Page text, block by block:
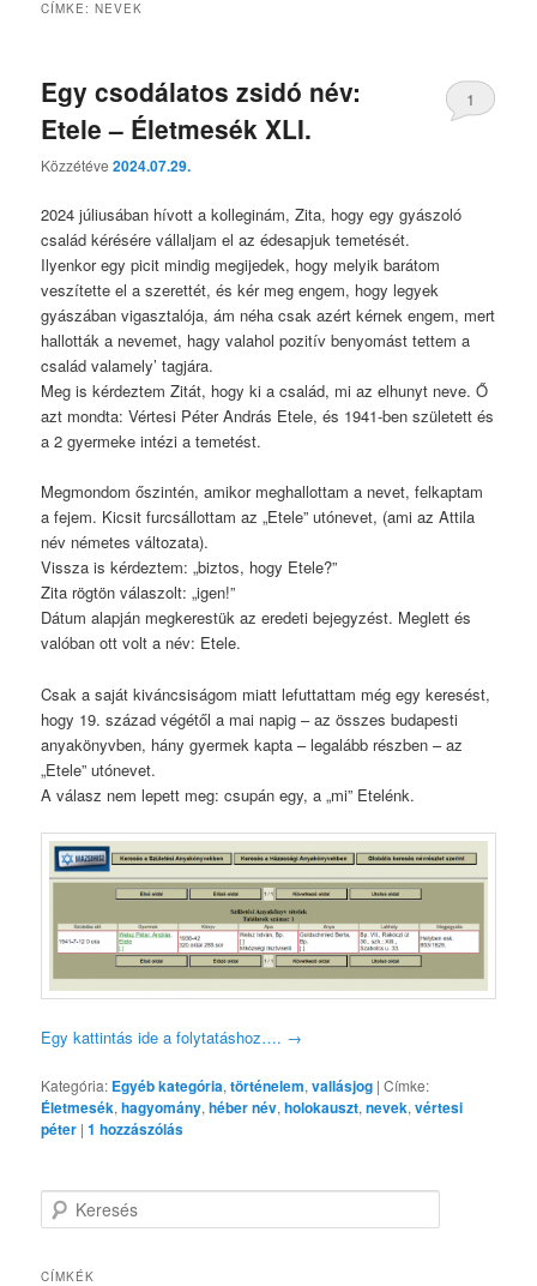
CÍMKE:NEVEK
Egy csodálatos zsidó név:
Etele – Életmesék XLI.
Közzétéve2024.07.29.
1
2024 júliusában hívott a kolleginám, Zita, hogy egy gyászoló
család kérésére vállaljam el az édesapjuk temetését.
Ilyenkor egy picit mindig megijedek, hogy melyik barátom
veszítette el a szerettét, és kér meg engem, hogy legyek
gyászában vigasztalója, ám néha csak azért kérnek engem, mert
hallották a nevemet, hagy valahol pozitív benyomást tettem a
család valamely’ tagjára.
Meg is kérdeztem Zitát, hogy ki a család, mi az elhunyt neve. Ő
azt mondta: Vértesi Péter András Etele, és 1941-ben született és
a 2 gyermeke intézi a temetést.
Megmondom őszintén, amikor meghallottam a nevet, felkaptam
a fejem. Kicsit furcsállottam az „Etele” utónevet, (ami az Attila
név németes változata).
Vissza is kérdeztem: „biztos, hogy Etele?”
Zita rögtön válaszolt: „igen!”
Dátum alapján megkerestük az eredeti bejegyzést. Meglett és
valóban ott volt a név: Etele.
Csak a saját kiváncsiságom miatt lefuttattam még egy keresést,
hogy 19. század végétől a mai napig – az összes budapesti
anyakönyvben, hány gyermek kapta – legalább részben – az
„Etele” utónevet.
A válasz nem lepett meg: csupán egy, a „mi” Etelénk.
Egy kattintás ide a folytatáshoz…. →
Kategória: Egyéb kategória,történelem,vallásjog |Címke:
Életmesék,hagyomány,héber név,holokauszt,nevek,vértesi
péter |1 hozzászólás
e
e
CÍMKÉK